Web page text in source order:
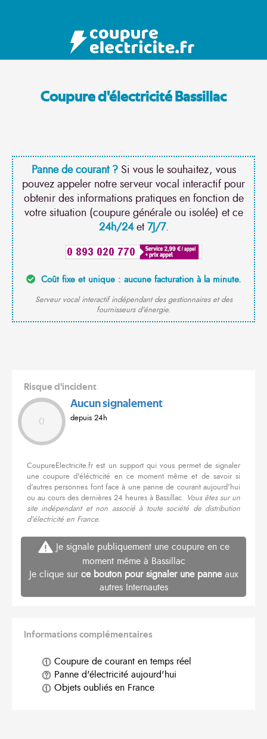
Coupure d'électricité Bassillac
Panne de courant ?Si vous le souhaitez, vous
pouvez appeler notre serveur vocal interactif pour
obtenir des informations pratiques en fonction de
votre situation (coupure générale ou isolée) et ce
24h/24et7J/7.
Coût fixe et unique : aucune facturation à la minute.
Serveur vocal interactif indépendant des gestionnaires et des
fournisseurs d'énergie.
Risque d'incident
0
Aucun signalement
depuis 24h
CoupureElectricite.fr est un support qui vous permet de signaler
une coupure d'éléctricité en ce moment même et de savoir si
d'autres personnes font face à une panne de courant aujourd'hui
ou au cours des dernières 24 heures à Bassillac. Vous êtes sur un
site indépendant et non associé à toute société de distribution
d'électricité en France.
Je signale publiquement une coupure en ce
moment même à Bassillac
Je clique sur ce bouton pour signaler une panneaux
autres Internautes
Informations complémentaires
Coupure de courant en temps réel
Panne d'électricité aujourd'hui
Objets oubliés en France